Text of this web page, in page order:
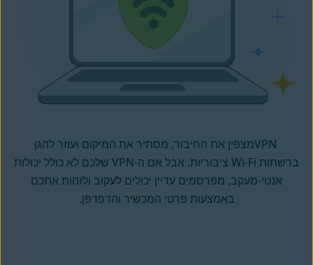
VPN ‎מצפין את החיבור, מסתיר את המיקום ועוזר להגן
ברשתות‎ Wi-Fi ‎ציבוריות‎. אבל אם ה-VPN שלכם לא כולל יכולות
אנטי-מעקב, מפרסמים עדיין יכולים לעקוב ולזהות אתכם
באמצעות פרטי המכשיר והדפדפן.